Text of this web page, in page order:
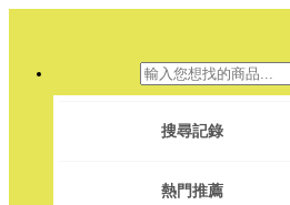
搜尋記錄
熱門推薦